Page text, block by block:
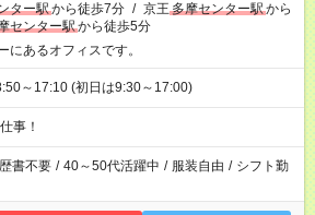
ター駅から徒歩7分 / 京王 多摩センター駅から
センター駅から徒歩5分
にあるオフィスです。
～17:10 (初日は9:30～17:00)
事！
書不要 / 40～50代活躍中 / 服装自由 / シフト勤